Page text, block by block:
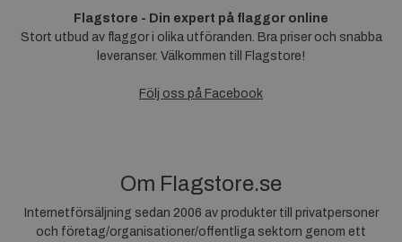
Flagstore - Din expert på flaggor online
Stort utbud av flaggor i olika utföranden. Bra priser och snabba
leveranser. Välkommen till Flagstore!
Följ oss på Facebook
Om Flagstore.se
Internetförsäljning sedan 2006 av produkter till privatpersoner
och företag/organisationer/offentliga sektorn genom ett